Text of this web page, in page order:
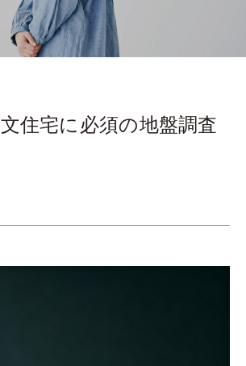
住宅に必須の地盤調査